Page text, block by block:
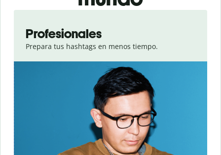
Profesionales
Prepara tus hashtags en menos tiempo.